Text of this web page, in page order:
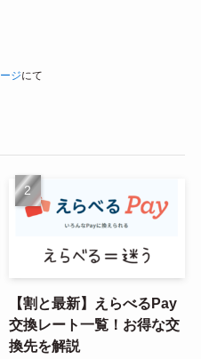
ジにて
【割と最新】えらべるPay
交換レート一覧！お得な交
換先を解説